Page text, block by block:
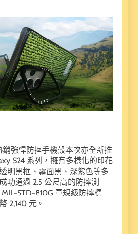
銷強悍防摔手機殼本次亦全新推
S24 系列，擁有多樣化的印花
明黑框、霧面黑、深紫色等多
功通過 2.5 公尺高的防摔測
STD-810G 軍規級防摔標
2,140 元。